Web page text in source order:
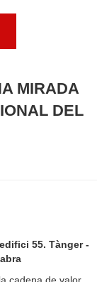
MIRADA
DEL
55. Tànger -
cadena de valor